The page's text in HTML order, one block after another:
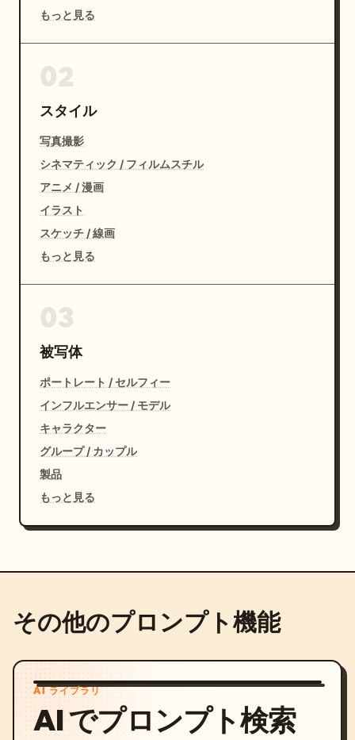
もっと見る
スタイル
写真撮影
シネマティック / フィルムスチル
アニメ / 漫画
イラスト
スケッチ / 線画
もっと見る
被写体
ポートレート / セルフィー
インフルエンサー / モデル
キャラクター
グループ / カップル
製品
もっと見る
その他のプロンプト機能
AI ライブラリ
AI でプロンプト検索